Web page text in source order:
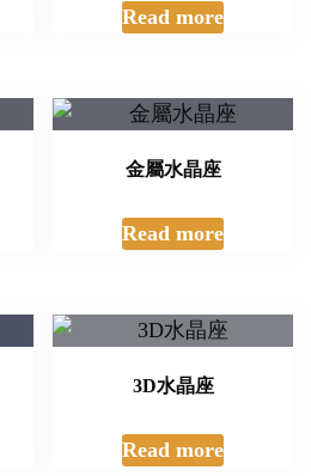
Read more
金屬水晶座
Read more
3D水晶座
Read more